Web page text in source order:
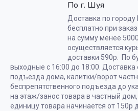
По г. Шуя
Доставка по
бесплатно при
на сумму менее
осуществляется
доставки 590р. По
выходные с 16:00 до 18:00. Доставка
подъезда дома, калитки/ворот
беспрепятственного подъезда до
на этаж/занос товара в частный
единицу товара начинается от 150р